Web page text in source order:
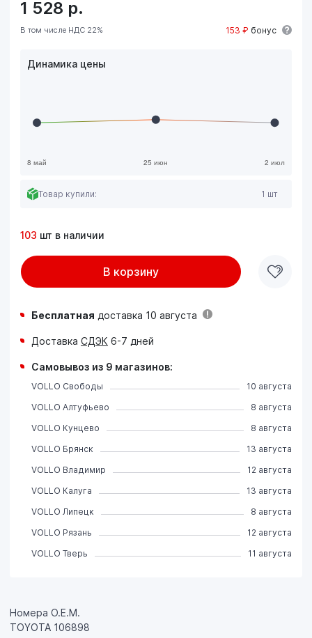
Номера О.Е.М.
TOYOTA 106898
1 528 р.
В том числе НДС 22% 153 ₽ бонус
Динамика цены
Товар купили: 1 шт
103 шт в наличии
В корзину
Бесплатная доставка 10 августа
Доставка СДЭК 6-7 дней
Самовывоз из 9 магазинов:
VOLLO Свободы
10 августа
VOLLO Алтуфьево
8 августа
VOLLO Кунцево
8 августа
VOLLO Брянск
13 августа
VOLLO Владимир
12 августа
VOLLO Калуга
13 августа
VOLLO Липецк
8 августа
VOLLO Рязань
12 августа
VOLLO Тверь
11 августа